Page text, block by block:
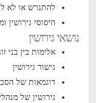
להתגרש או לא
היסוסי גירושין
נושאי גירושין
אלימות בין בני זוג
גישור גירושין
דוגמאות של
גירושין של